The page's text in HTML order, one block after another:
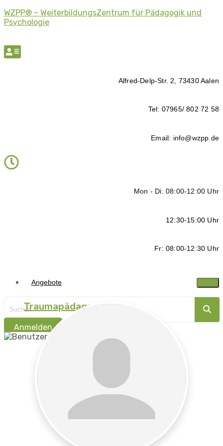
WZPP® – WeiterbildungsZentrum für Pädagogik und
Psychologie
Alfred-Delp-Str. 2, 73430 Aalen
Tel: 07965/ 802 72 58
Email: info@wzpp.de
Mon - Di: 08:00-12:00 Uhr
12:30-15:00 Uhr
Fr: 08:00-12:30 Uhr
Angebote
Traumapädagogik
Traumasensibel
Ressorcen stärken
Traumapädagogik
Anmelden